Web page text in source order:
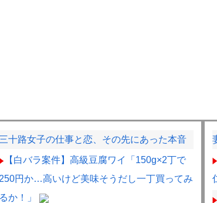
三十路女子の仕事と恋、その先にあった本音
【白バラ案件】高級豆腐ワイ「150g×2丁で
250円か…高いけど美味そうだし一丁買ってみ
るか！」